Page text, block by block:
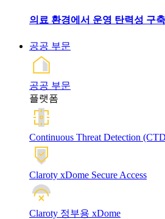
의료 환경에서 운영 탄력성 구
공공 부문
공공 부문
플랫폼
Continuous Threat Detection
Claroty xDome Secure Access
Claroty 정부용 xDome